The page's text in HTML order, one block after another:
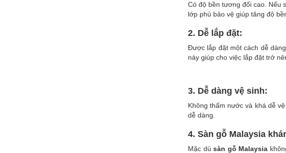
Có độ bền tương đối cao. Nếu
lớp phủ bảo vệ giúp tăng độ
2. Dễ lắp đặt:
Được lắp đặt một cách dễ
này giúp cho việc lắp đặt trở
3. Dễ dàng vệ sinh:
Không thấm nước và khá dễ
dễ dàng.
4. Sàn gỗ Malaysia
Mặc dùsàn gỗ Malaysia